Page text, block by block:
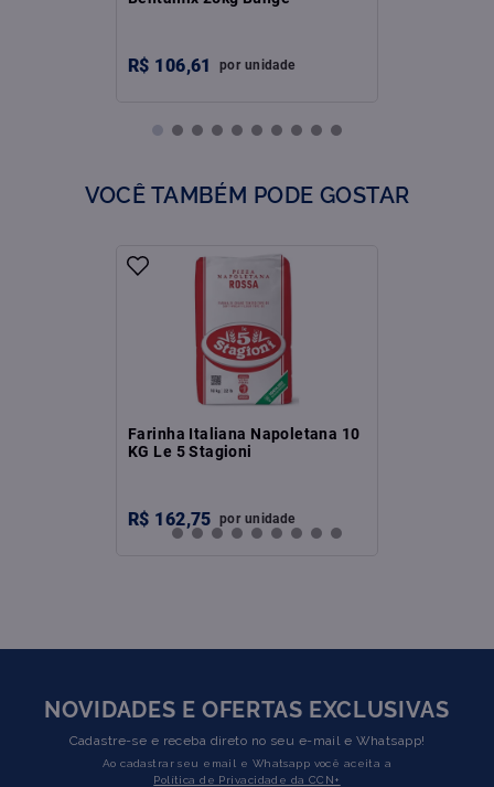
R$ 106,61 por unidade
VOCÊ TAMBÉM PODE GOSTAR
Farinha Italiana Napoletana 10
KG Le 5 Stagioni
R$ 162,75 por unidade
NOVIDADES E OFERTAS EXCLUSIVAS
Cadastre-se e receba direto no seu e-mail e Whatsapp!
Ao cadastrar seu email e Whatsapp você aceita a
Política de Privacidade da CCN+